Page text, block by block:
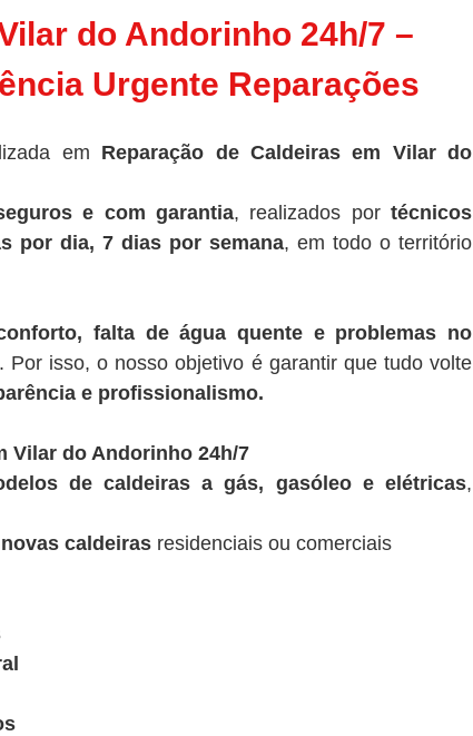
do Andorinho 24h/7 –
Urgente Reparações
em Reparação de Caldeiras em Vilar do
e com garantia, realizados portécnicos
por dia, 7 dias por semana, em todo o território
falta de água quente e problemas no
isso, o nosso objetivo é garantir que tudo volte
e profissionalismo.
Vilar do Andorinho 24h/7
de caldeiras a gás, gasóleo e elétricas,
caldeiras residenciais ou comerciais